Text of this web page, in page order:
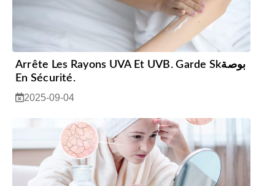
Arrête Les Rayons UVA Et UVB. Garde Skبوصة
En Sécurité.
2025-09-04